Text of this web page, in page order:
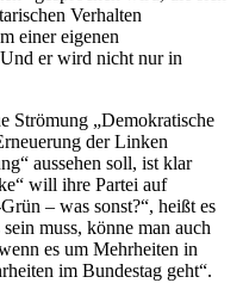
Verhalten
einer eigenen
er wird nicht nur in
Strömung „Demokratische
der Linken
aussehen soll, ist klar
will ihre Partei auf
– was sonst?“, heißt es
muss, könne man auch
es um Mehrheiten in
im Bundestag geht“.